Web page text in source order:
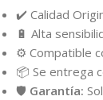
✔️ Calidad
🔋 Alta
⚙️ Compatible
📦 Se entrega
🛡️ Garantía: